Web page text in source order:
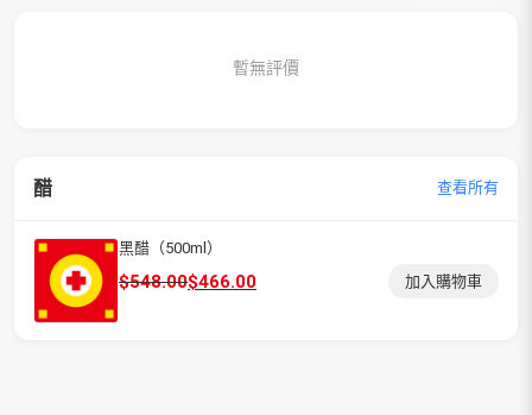
暫無評價
醋 查看所有
黑醋（500ml）
$548.00
原
$466.00
目
加入購物車